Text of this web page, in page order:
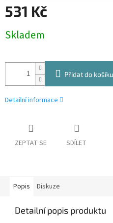
531 Kč
cena:
Skladem
Přidat do košíku
Detailní informace
ZEPTAT SE SDÍLET
Popis Diskuze
Detailní popis produktu